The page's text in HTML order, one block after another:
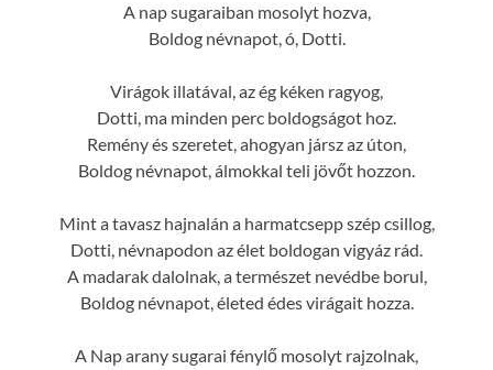
A nap sugaraiban mosolyt hozva,
Boldog névnapot, ó, Dotti.
Virágok illatával, az ég kéken ragyog,
Dotti, ma minden perc boldogságot hoz.
Remény és szeretet, ahogyan jársz az úton,
Boldog névnapot, álmokkal teli jövőt hozzon.
Mint a tavasz hajnalán a harmatcsepp szép csillog,
Dotti, névnapodon az élet boldogan vigyáz rád.
A madarak dalolnak, a természet nevédbe borul,
Boldog névnapot, életed édes virágait hozza.
A Nap arany sugarai fénylő mosolyt rajzolnak,